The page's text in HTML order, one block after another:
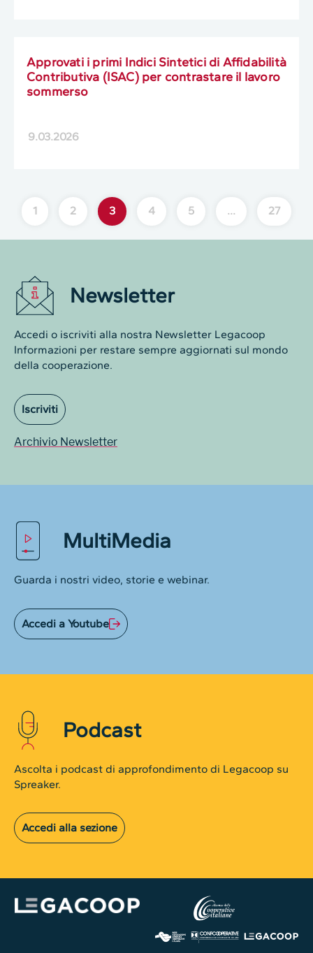
Approvati i primi Indici Sintetici di Affidabilità
Contributiva (ISAC) per contrastare il lavoro
sommerso
9.03.2026
1 2 3 4 5 … 27
Newsletter
Accedi o iscriviti alla nostra Newsletter Legacoop
Informazioni per restare sempre aggiornati sul mondo
della cooperazione.
Iscriviti
Archivio Newsletter
MultiMedia
Guarda i nostri video, storie e webinar.
Accedi a Youtube
Podcast
Ascolta i podcast di approfondimento di Legacoop su
Spreaker.
Accedi alla sezione